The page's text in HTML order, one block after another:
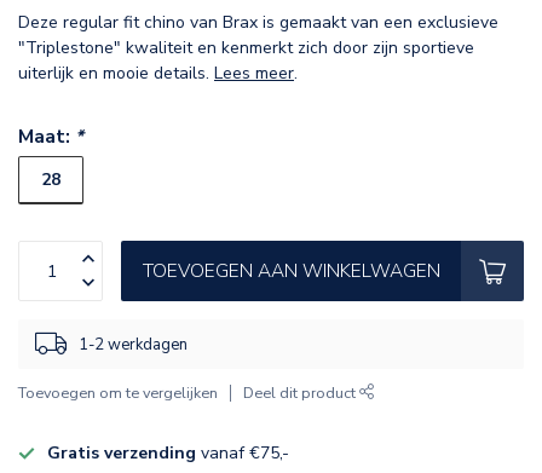
Deze regular fit chino van Brax is gemaakt van een exclusieve
"Triplestone" kwaliteit en kenmerkt zich door zijn sportieve
uiterlijk en mooie details. Lees meer.
Maat: *
28
TOEVOEGEN AAN WINKELWAGEN
1-2 werkdagen
Toevoegen om te vergelijken Deel dit product
Gratis verzending vanaf €75,-